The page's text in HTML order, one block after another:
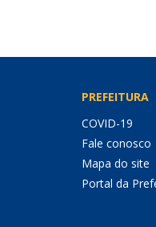
PREFEITURA
COVID-19
Fale conosco
Mapa do site
Portal da